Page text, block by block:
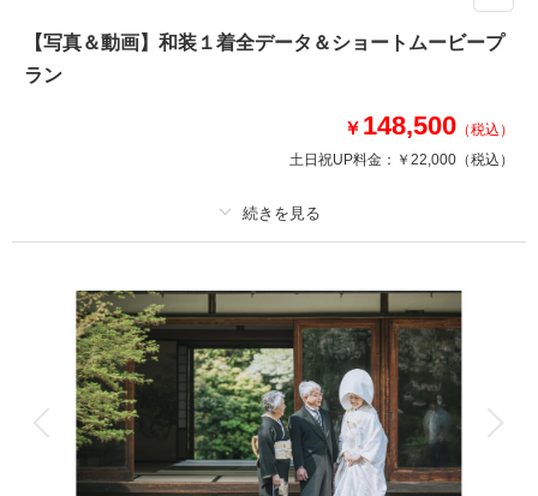
（１〜２分）と、美肌レタッチ付きデータがセットになったプランです。
結婚式の準備をされている方にはオープニングムービーとしてもお使いいた
だけます♪
撮影日の空き
を確認する
【写真＆動画】和装１着全データ＆ショートムービープ
ラン
￥ 148,500 （税込）
土日祝UP料金： ￥22,000 （税込）
撮影料 新婦衣装1着 新郎衣装1着
着付け 小物一式
アルバム データ 50 カット 台紙付写真
衣装追加 会食 挙式
家族と撮影 家族用衣装レンタル ペットと撮影
その他含むもの